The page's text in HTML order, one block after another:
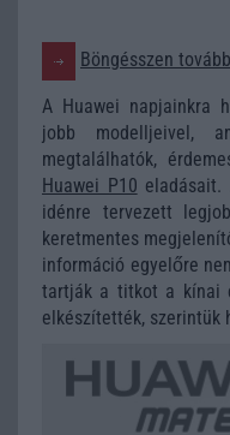
Böngésszen
A Huawei napjainkra
jobb modelljeivel,
megtalálhatók,
Huawei P10 eladásait.
idénre tervezett
keretmentes
információ egyelőre
tartják a titkot a kínai
elkészítették, szerintük